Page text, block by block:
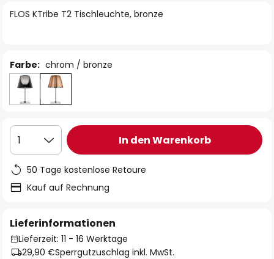
FLOS KTribe T2 Tischleuchte, bronze
Farbe: chrom / bronze
1 In den Warenkorb
50 Tage kostenlose Retoure
Kauf auf Rechnung
Lieferinformationen
Lieferzeit: 11 - 16 Werktage
29,90 €Sperrgutzuschlag inkl. MwSt.